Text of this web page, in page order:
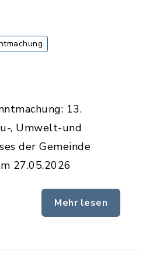
13.
, Umwelt-und
der Gemeinde
27.05.2026
Mehr lesen